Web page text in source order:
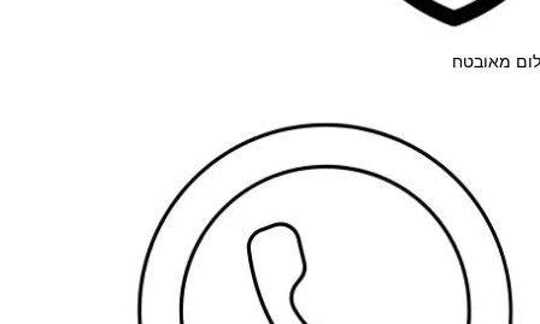
מאובטח